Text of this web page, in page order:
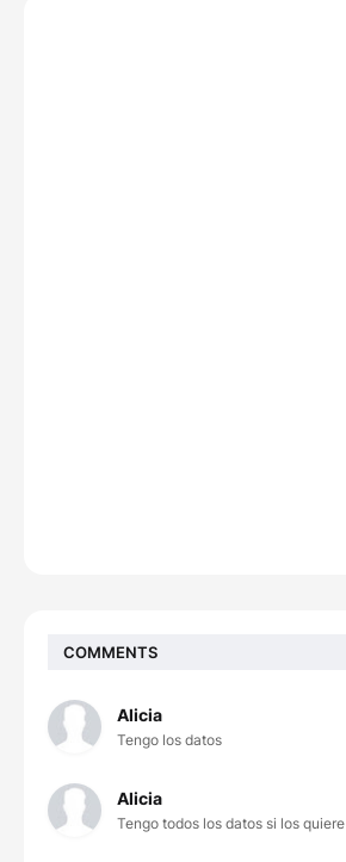
COMMENTS
Alicia
Tengo los datos
Alicia
Tengo todos los datos si los quiere